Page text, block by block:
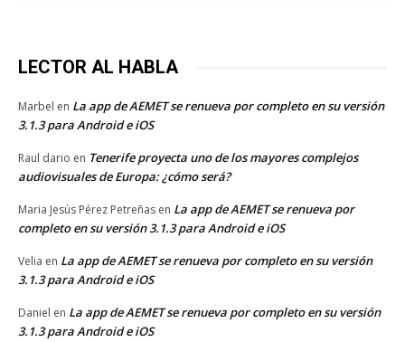
LECTOR AL HABLA
Marbel en La app de AEMET se renueva por completo en su versión
3.1.3 para Android e iOS
Raul dario en Tenerife proyecta uno de los mayores complejos
audiovisuales de Europa: ¿cómo será?
Maria Jesús Pérez Petreñas en La app de AEMET se renueva por
completo en su versión 3.1.3 para Android e iOS
Velia en La app de AEMET se renueva por completo en su versión
3.1.3 para Android e iOS
Daniel en La app de AEMET se renueva por completo en su versión
3.1.3 para Android e iOS